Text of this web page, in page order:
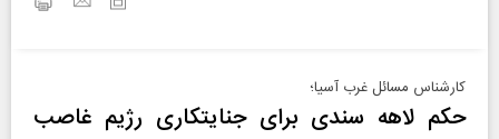
کارشناس مسائل غرب آسیا؛
حکم لاهه سندی برای جنایتکاری رژیم غاصب